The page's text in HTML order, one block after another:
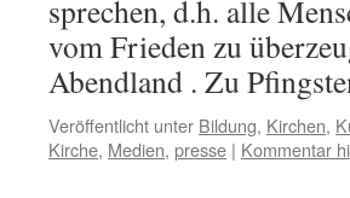
sprechen, d.h. alle
vom Frieden zu
Abendland . Zu
Veröffentlicht unter Bildung, Kirchen,
Kirche, Medien, presse | Kommentar